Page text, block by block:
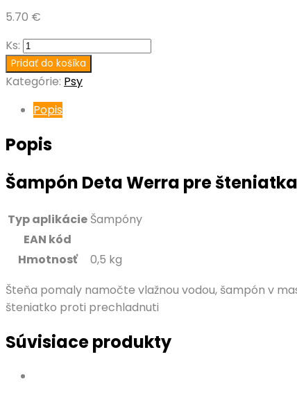
5.70 €
Ks:
Pridať do košíka
Kategórie: Psy
Popis
Popis
Šampón Deta Werra pre
Typ aplikácie Šampóny
EAN kód
Hmotnosť
0,5 kg
Šteňa pomaly namočte vlažnou vodou, šampón v
šteniatko proti prechladnuti
Súvisiace produkty